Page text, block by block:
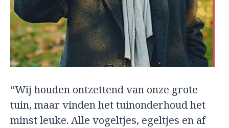
“Wij houden ontzettend van onze grote
tuin, maar vinden het tuinonderhoud het
minst leuke. Alle vogeltjes, egeltjes en af